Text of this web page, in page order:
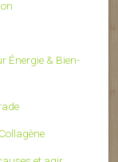
Énergie & Bien-